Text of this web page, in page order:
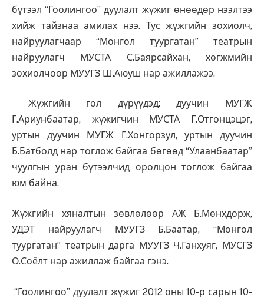
бүтээл “Гоолингоо” дуулалт жүжиг өнөөдөр нээлтээ
хийж тайзнаа амилах нээ. Тус жүжгийн зохиолч,
найруулагчаар “Монгол туургатан” театрын
найруулагч МУСТА С.Баярсайхан, хөгжмийн
зохиолчоор МУУГЗ Ш.Аюуш нар ажиллажээ.
Жүжгийн гол дүрүүдэд: дуучин МУГЖ
Г.Ариунбаатар, жүжигчин МУСТА Г.Отгонцэцэг,
уртын дуучин МУГЖ Г.Хонгорзул, уртын дуучин
Б.Батболд нар тоглож байгаа бөгөөд “Улаанбаатар”
чуулгын уран бүтээлчид оролцон тоглож байгаа
юм байна.
Жүжгийн хяналтын зөвлөлөөр АЖ Б.Мөнхдорж,
УДЭТ найруулагч МУУГЗ Б.Баатар, “Монгол
туургатан” театрын дарга МУУГЗ Ч.Ганхуяг, МУСГЗ
О.Соёлт нар ажиллаж байгаа гэнэ.
“Гоолингоо” дуулалт жүжиг 2012 оны 10-р сарын 10-